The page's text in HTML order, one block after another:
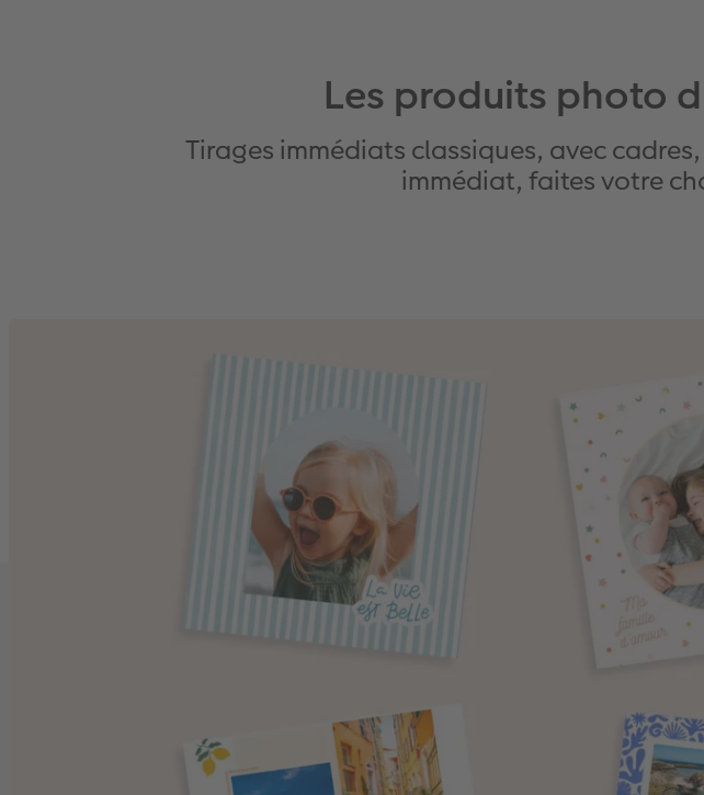
Les produits photo
Tirages immédiats classiques, avec
immédiat, faites votre